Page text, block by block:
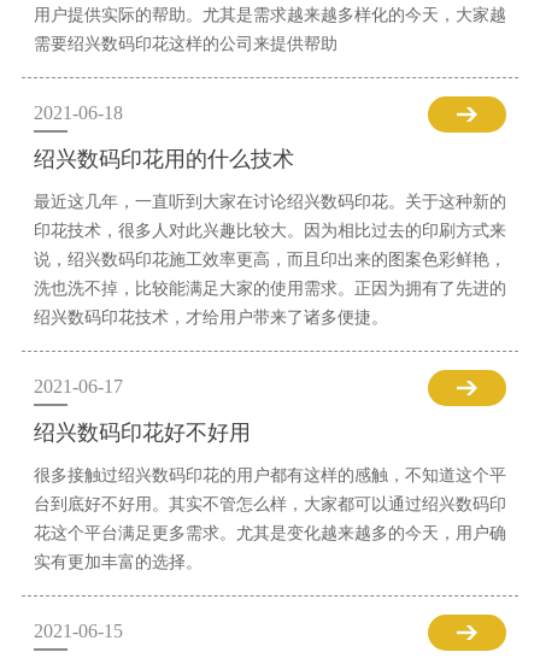
用户提供实际的帮助。尤其是需求越来越多样化的今天，大家越
需要绍兴数码印花这样的公司来提供帮助
2021-06-18
绍兴数码印花用的什么技术
最近这几年，一直听到大家在讨论绍兴数码印花。关于这种新的
印花技术，很多人对此兴趣比较大。因为相比过去的印刷方式来
说，绍兴数码印花施工效率更高，而且印出来的图案色彩鲜艳，
洗也洗不掉，比较能满足大家的使用需求。正因为拥有了先进的
绍兴数码印花技术，才给用户带来了诸多便捷。
2021-06-17
绍兴数码印花好不好用
很多接触过绍兴数码印花的用户都有这样的感触，不知道这个平
台到底好不好用。其实不管怎么样，大家都可以通过绍兴数码印
花这个平台满足更多需求。尤其是变化越来越多的今天，用户确
实有更加丰富的选择。
2021-06-15